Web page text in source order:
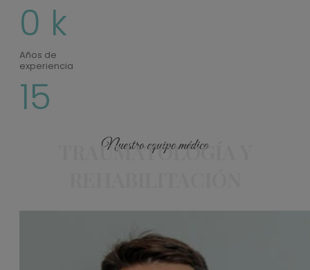
0 k
Años de
experiencia
15
Nuestro equipo médico
TRAUMATOLOGÍA Y